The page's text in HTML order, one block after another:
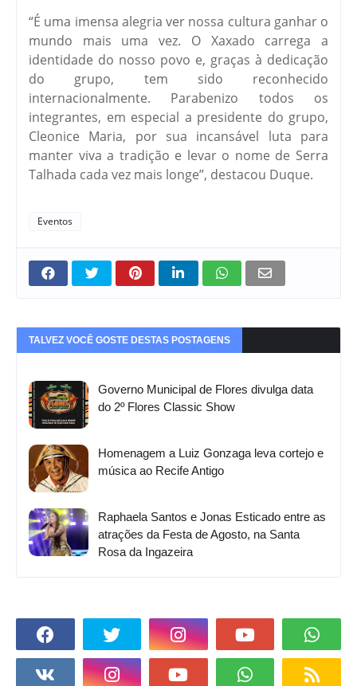
“É uma imensa alegria ver nossa cultura ganhar o
mundo mais uma vez. O Xaxado carrega a
identidade do nosso povo e, graças à dedicação
do grupo, tem sido reconhecido
internacionalmente. Parabenizo todos os
integrantes, em especial a presidente do grupo,
Cleonice Maria, por sua incansável luta para
manter viva a tradição e levar o nome de Serra
Talhada cada vez mais longe”, destacou Duque.
Eventos
TALVEZ VOCÊ GOSTE DESTAS POSTAGENS
Governo Municipal de Flores divulga data
do 2º Flores Classic Show
Homenagem a Luiz Gonzaga leva cortejo e
música ao Recife Antigo
Raphaela Santos e Jonas Esticado entre as
atrações da Festa de Agosto, na Santa
Rosa da Ingazeira